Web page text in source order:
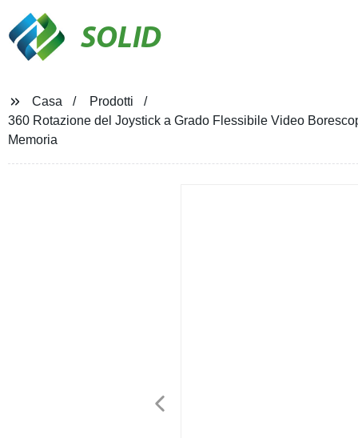
SOLID
Casa
Prodotti
360 Rotazione del Joystick a Grado Flessibile Video
Memoria